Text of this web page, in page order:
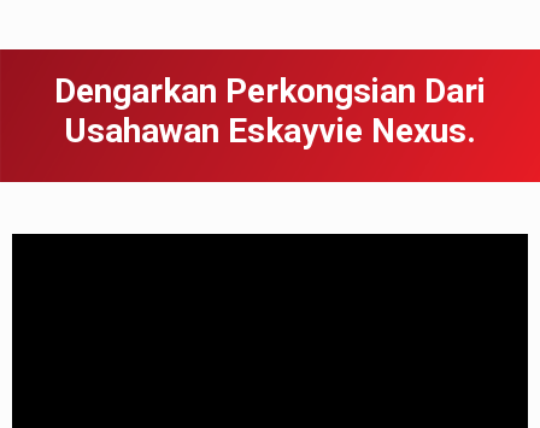
Dengarkan Perkongsian Dari
Usahawan Eskayvie Nexus.